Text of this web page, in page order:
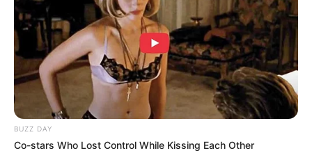
BUZZ DAY
Co-stars Who Lost Control While Kissing Each Other